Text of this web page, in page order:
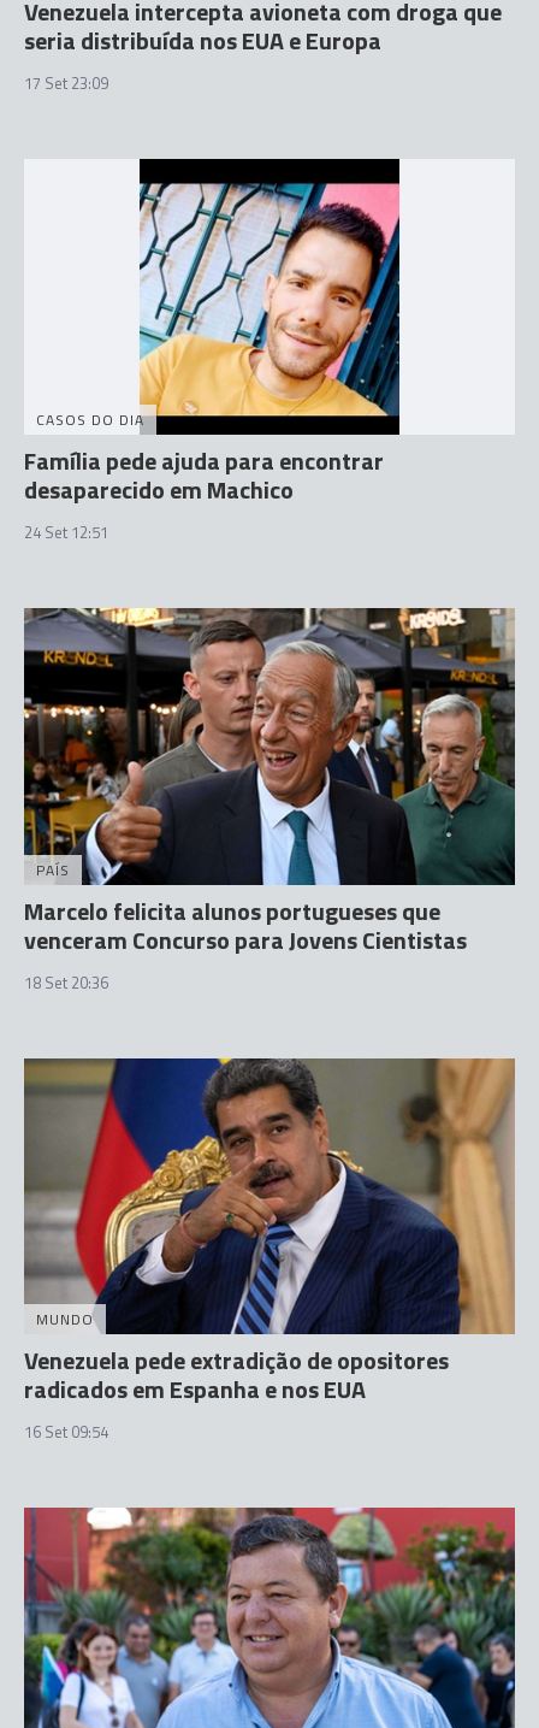
Venezuela intercepta avioneta com droga que
seria distribuída nos EUA e Europa
17 Set 23:09
CASOS DO DIA
Família pede ajuda para encontrar
desaparecido em Machico
24 Set 12:51
PAÍS
Marcelo felicita alunos portugueses que
venceram Concurso para Jovens Cientistas
18 Set 20:36
MUNDO
Venezuela pede extradição de opositores
radicados em Espanha e nos EUA
16 Set 09:54